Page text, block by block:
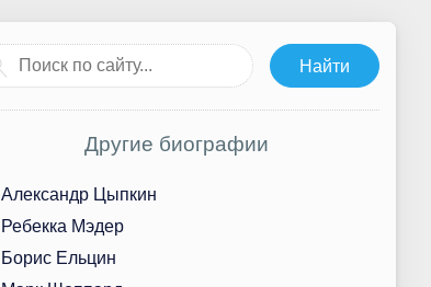
Другие биографии
Александр Цыпкин
Ребекка Мэдер
Борис Ельцин